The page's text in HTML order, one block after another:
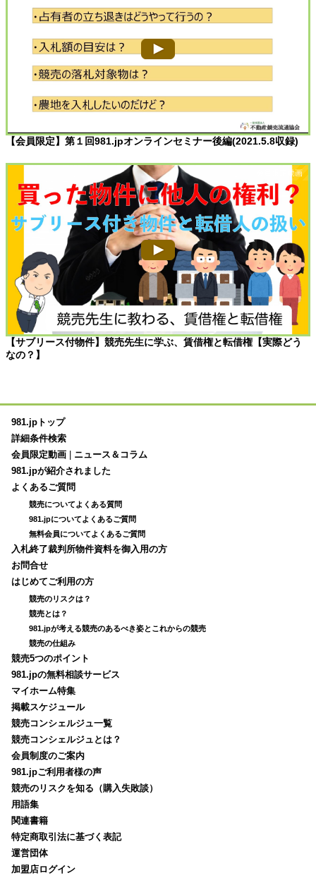
【会員限定】第１回981.jpオンラインセミナー後編(2021.5.8収録)
【サブリース付物件】競売先生に学ぶ、賃借権と転借権【実際どう
なの？】
981.jpトップ
詳細条件検索
会員限定動画
ニュース＆コラム
981.jpが紹介されました
よくあるご質問
競売についてよくある質問
981.jpについてよくあるご質問
無料会員についてよくあるご質問
入札終了裁判所物件資料を御入用の方
お問合せ
はじめてご利用の方
競売のリスクは？
競売とは？
981.jpが考える競売のあるべき姿とこれからの競売
競売の仕組み
競売5つのポイント
981.jpの無料相談サービス
マイホーム特集
掲載スケジュール
競売コンシェルジュ一覧
競売コンシェルジュとは？
会員制度のご案内
981.jpご利用者様の声
競売のリスクを知る（購入失敗談）
用語集
関連書籍
特定商取引法に基づく表記
運営団体
加盟店ログイン